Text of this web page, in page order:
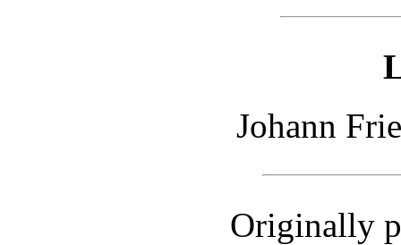
Johann
Originally